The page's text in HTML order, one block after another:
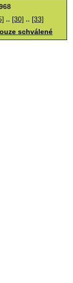
.. [30] .. [33]
schválené